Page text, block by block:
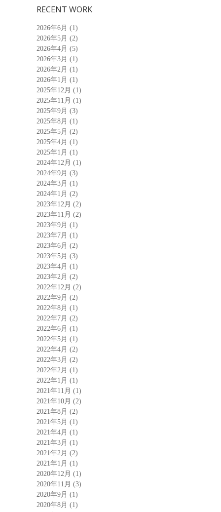
RECENT WORK
2026年6月 (1)
2026年5月 (2)
2026年4月 (5)
2026年3月 (1)
2026年2月 (1)
2026年1月 (1)
2025年12月 (1)
2025年11月 (1)
2025年9月 (3)
2025年8月 (1)
2025年5月 (2)
2025年4月 (1)
2025年1月 (1)
2024年12月 (1)
2024年9月 (3)
2024年3月 (1)
2024年1月 (2)
2023年12月 (2)
2023年11月 (2)
2023年9月 (1)
2023年7月 (1)
2023年6月 (2)
2023年5月 (3)
2023年4月 (1)
2023年2月 (2)
2022年12月 (2)
2022年9月 (2)
2022年8月 (1)
2022年7月 (2)
2022年6月 (1)
2022年5月 (1)
2022年4月 (2)
2022年3月 (2)
2022年2月 (1)
2022年1月 (1)
2021年11月 (1)
2021年10月 (2)
2021年8月 (2)
2021年5月 (1)
2021年4月 (1)
2021年3月 (1)
2021年2月 (2)
2021年1月 (1)
2020年12月 (1)
2020年11月 (3)
2020年9月 (1)
2020年8月 (1)